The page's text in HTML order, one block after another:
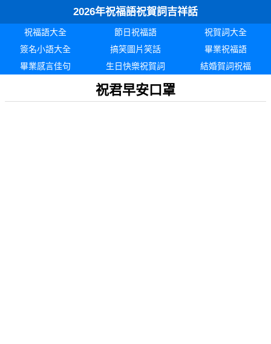
2026年祝福語祝賀詞吉祥話
祝福語大全 節日祝福語
祝賀詞大全
簽名小語大全
搞笑圖片笑話
畢業祝福語
畢業感言佳句
生日快樂祝賀詞 結婚賀詞祝福
祝君早安口罩